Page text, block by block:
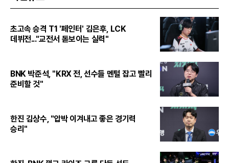
초고속 승격 T1 '페인터' 김은후, LCK
데뷔전..."교전서 돋보이는 실력"
BNK 박준석, "KRX 전, 선수들 멘털 잡고 빨리
준비할 것"
한진 김상수, "압박 이겨내고 좋은 경기력
승리"